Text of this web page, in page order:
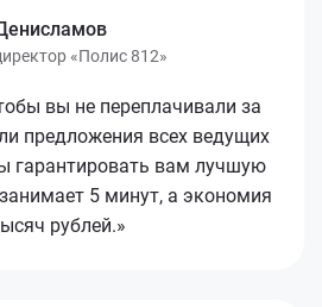
«Полис 812»
вы не переплачивали за
предложения всех ведущих
гарантировать вам лучшую
5 минут, а экономия
рублей.»